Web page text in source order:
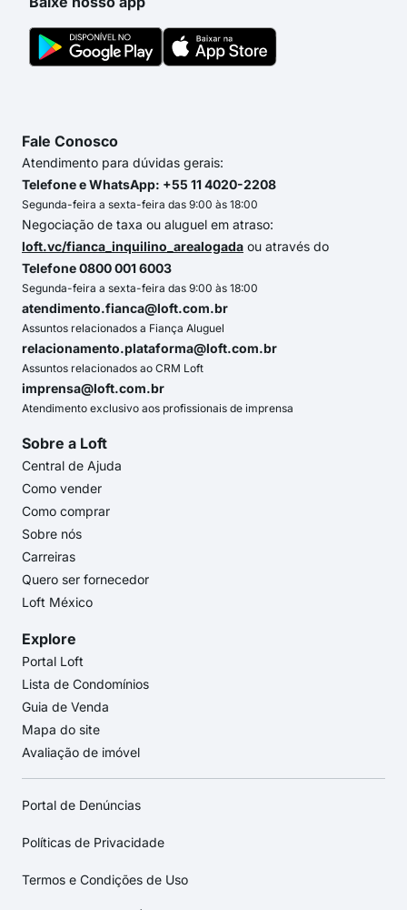
Fale Conosco
Atendimento para dúvidas gerais:
Telefone e WhatsApp: +55 11 4020-2208
Segunda-feira a sexta-feira das 9:00 às 18:00
Negociação de taxa ou aluguel em atraso:
loft.vc/fianca_inquilino_arealogada ou através do
Telefone 0800 001 6003
Segunda-feira a sexta-feira das 9:00 às 18:00
atendimento.fianca@loft.com.br
Assuntos relacionados a Fiança Aluguel
relacionamento.plataforma@loft.com.br
Assuntos relacionados ao CRM Loft
imprensa@loft.com.br
Atendimento exclusivo aos profissionais de imprensa
Sobre a Loft
Central de Ajuda
Como vender
Como comprar
Sobre nós
Carreiras
Quero ser fornecedor
Loft México
Explore
Portal Loft
Lista de Condomínios
Guia de Venda
Mapa do site
Avaliação de imóvel
Portal de Denúncias
Políticas de Privacidade
Termos e Condições de Uso